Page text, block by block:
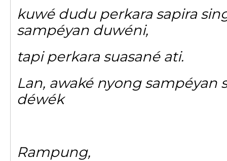
kuwé dudu perkara sapira
sampéyan duwéni,
tapi perkara suasané ati.
Lan, awaké nyong sampéyan
déwék
Rampung,